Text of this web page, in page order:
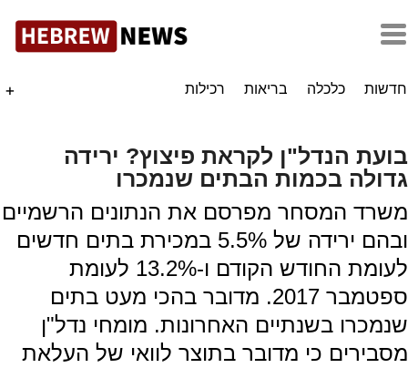
+ חדשות כלכלה בריאות רכילות
בועת הנדל"ן לקראת פיצוץ? ירידה
גדולה בכמות הבתים שנמכרו
משרד המסחר מפרסם את הנתונים הרשמיים
ובהם ירידה של 5.5% במכירת בתים חדשים
לעומת החודש הקודם ו-13.2% לעומת
ספטמבר 2017. מדובר בהכי מעט בתים
שנמכרו בשנתיים האחרונות. מומחי נדל"ן
מסבירים כי מדובר בתוצר לוואי של העלאת